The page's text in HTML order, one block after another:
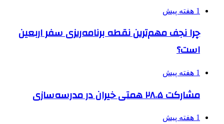
1 هفته پیش
چرا نجف مهم‌ترین نقطه برنامه‌ریزی سفر اربعین
است؟
1 هفته پیش
مشارکت ۲۸.۵ همتی خیران در مدرسه‌سازی
1 هفته پیش